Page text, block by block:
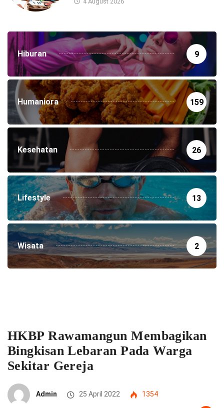
Hiburan 9
Humaniora 159
Kesehatan 26
Lifestyle 13
Wisata 2
HKBP Rawamangun Membagikan
Bingkisan Lebaran Pada Warga
Sekitar Gereja
Admin 25 April 2022 1354